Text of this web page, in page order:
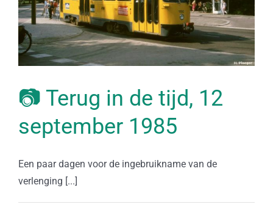
📷 Terug in de tijd, 12
september 1985
Een paar dagen voor de ingebruikname van de
verlenging [...]